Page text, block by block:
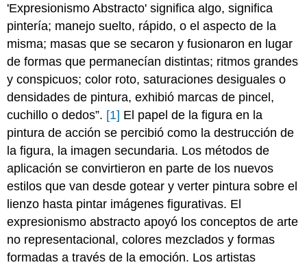
'Expresionismo Abstracto' significa algo, significa
pintería; manejo suelto, rápido, o el aspecto de la
misma; masas que se secaron y fusionaron en lugar
de formas que permanecían distintas; ritmos grandes
y conspicuos; color roto, saturaciones desiguales o
densidades de pintura, exhibió marcas de pincel,
cuchillo o dedos”. [1] El papel de la figura en la
pintura de acción se percibió como la destrucción de
la figura, la imagen secundaria. Los métodos de
aplicación se convirtieron en parte de los nuevos
estilos que van desde gotear y verter pintura sobre el
lienzo hasta pintar imágenes figurativas. El
expresionismo abstracto apoyó los conceptos de arte
no representacional, colores mezclados y formas
formadas a través de la emoción. Los artistas